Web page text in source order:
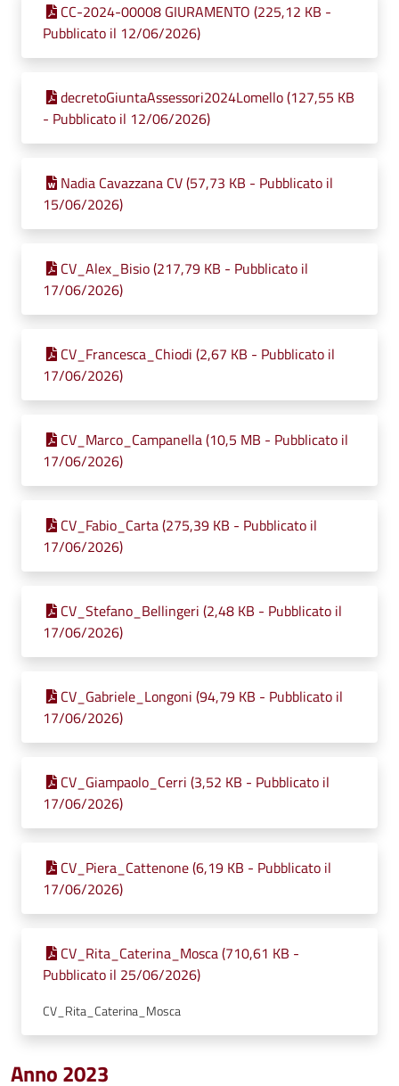
CC-2024-00008 GIURAMENTO (225,12 KB -
Pubblicato il 12/06/2026)
decretoGiuntaAssessori2024Lomello (127,55 KB
- Pubblicato il 12/06/2026)
Nadia Cavazzana CV (57,73 KB - Pubblicato il
15/06/2026)
CV_Alex_Bisio (217,79 KB - Pubblicato il
17/06/2026)
CV_Francesca_Chiodi (2,67 KB - Pubblicato il
17/06/2026)
CV_Marco_Campanella (10,5 MB - Pubblicato il
17/06/2026)
CV_Fabio_Carta (275,39 KB - Pubblicato il
17/06/2026)
CV_Stefano_Bellingeri (2,48 KB - Pubblicato il
17/06/2026)
CV_Gabriele_Longoni (94,79 KB - Pubblicato il
17/06/2026)
CV_Giampaolo_Cerri (3,52 KB - Pubblicato il
17/06/2026)
CV_Piera_Cattenone (6,19 KB - Pubblicato il
17/06/2026)
CV_Rita_Caterina_Mosca (710,61 KB -
Pubblicato il 25/06/2026)
CV_Rita_Caterina_Mosca
Anno 2023